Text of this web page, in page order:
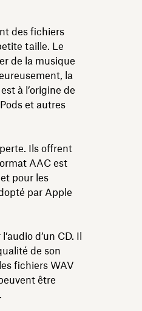
des fichiers
taille. Le
de la musique
la
à l’origine de
et autres
Ils offrent
AAC est
pour les
par Apple
d’un CD. Il
de son
fichiers WAV
être